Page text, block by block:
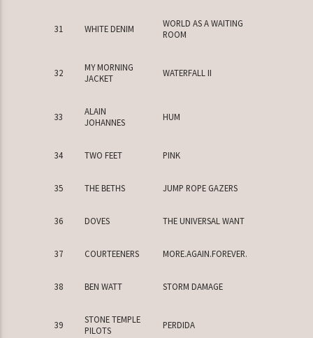
31 WHITE DENIM
WORLD AS A WAITING
ROOM
32
MY MORNING
JACKET
WATERFALL II
33
ALAIN
JOHANNES
HUM
34 TWO FEET PINK
35 THE BETHS JUMP ROPE GAZERS
36 DOVES THE UNIVERSAL WANT
37 COURTEENERS MORE.AGAIN.FOREVER.
38 BEN WATT STORM DAMAGE
39
STONE TEMPLE
PILOTS
PERDIDA